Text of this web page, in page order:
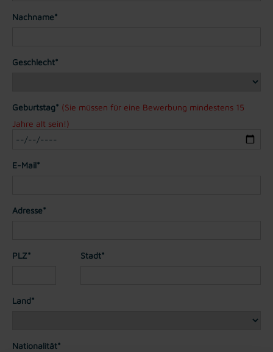
Nachname*
Geschlecht*
Geburtstag* (Sie müssen für eine Bewerbung mindestens 15
Jahre alt sein!)
E-Mail*
Adresse*
PLZ* Stadt*
Land*
Nationalität*